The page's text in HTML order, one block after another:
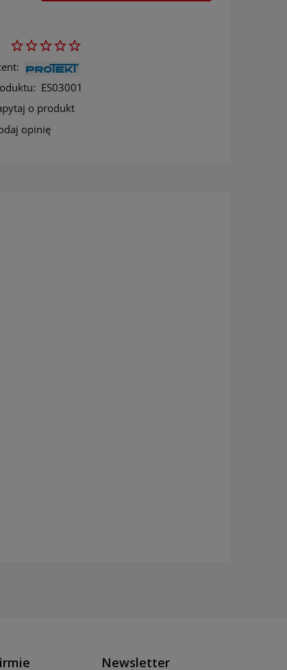
ES03001
o produkt
opinię
Newsletter